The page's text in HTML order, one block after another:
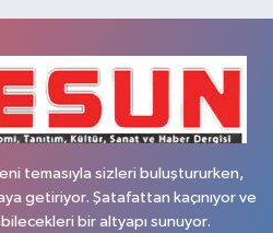
temasıyla sizleri buluştururken,
getiriyor. Şatafattan kaçınıyor ve
bir altyapı sunuyor.